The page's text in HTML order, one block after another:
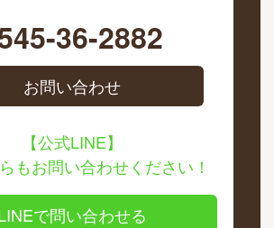
36-2882
お問い合わせ
【公式LINE】
もお問い合わせください！
で問い合わせる